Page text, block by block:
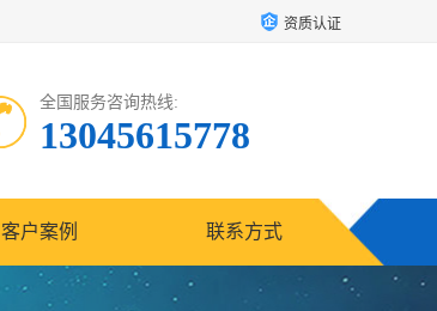
资质认证
全国服务咨询热线:
13045615778
客户案例 联系方式